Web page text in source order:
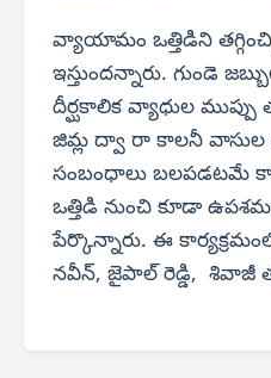
వ్యాయామం ఒత్తిడిని
ఇస్తుందన్నారు. గుండె
దీర్ఘకాలిక వ్యాధుల ముప్పు
జిమ్ల ద్వా రా కాలనీ
సంబంధాలు బలపడటమే
ఒత్తిడి నుంచి కూడా
పేర్కొన్నారు. ఈ
నవీన్, జైపాల్ రెడ్డి, శివాజీ